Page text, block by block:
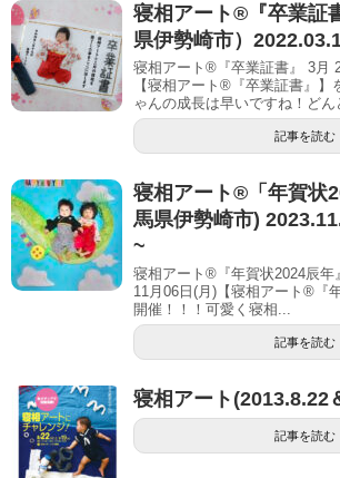
寝相アート®︎『卒業証
県伊勢崎市）
寝相アート®『卒業証書』 3月
【寝相アート®︎『卒業証書』】
ゃんの成長は早いですね！どん
記事を読む
寝相アート®︎「年賀状
馬県伊勢崎市)
~
寝相アート®『年賀状2024辰年
11月06日(月)【寝相アート®︎『
開催！！！可愛く寝相...
記事を読む
寝相アート(2013.8.22
記事を読む